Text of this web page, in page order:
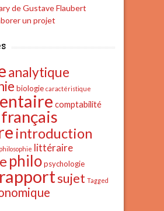
de Gustave Flaubert
un projet
analytique
biologie caractéristique
comptabilité
français
introduction
littéraire
philo psychologie
rapportsujet Tagged